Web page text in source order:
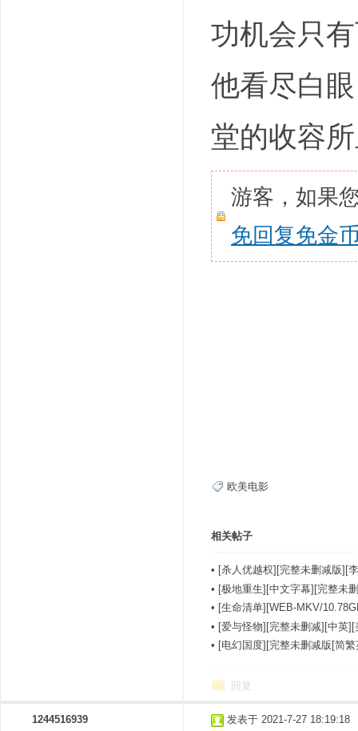
功机会只
他看尽白
堂的收容
游客，如果
免回复免金
欧美电影
相关帖子
• [杀人优越权][完整未删减版][
• [极地重生][中文字幕][完整未
• [生命清单][WEB-MKV/
• [爱与怪物][完整未删减][中英
• [电幻国度][完整未删减版[简
回复
1244516939 发表于 2021-7-27 18:19:18